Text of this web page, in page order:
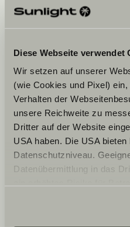
Diese Webseite verwendet
Wir setzen auf unserer
(wie Cookies und Pixel)
Verhalten der
unsere Reichweite zu
Dritter auf der Website
USA haben. Die USA
Datenschutzniveau.
Datenübermittlung in das
zustehen. Eingesetzte
Industriestraße 24
72585 Riederich
Dit
Dato